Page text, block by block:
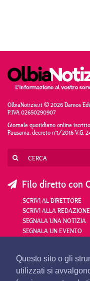
Questo sito o gli
utilizzati si
OlbiaNotizie.it © 2026 Damos
P.IVA 02650290907
Giornale quotidiano online
Pausania, decreto n°1/2016 V.G.
Filo diretto con
SCRIVI AL DIRETTORE
SCRIVI ALLA REDAZIONE
SEGNALA UNA NOTIZIA
SEGNALA UN EVENTO